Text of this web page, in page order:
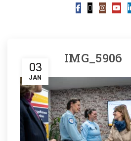
03
JAN
IMG_5906